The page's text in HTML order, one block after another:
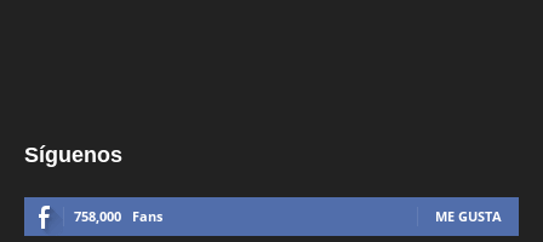
Síguenos
758,000 Fans ME GUSTA